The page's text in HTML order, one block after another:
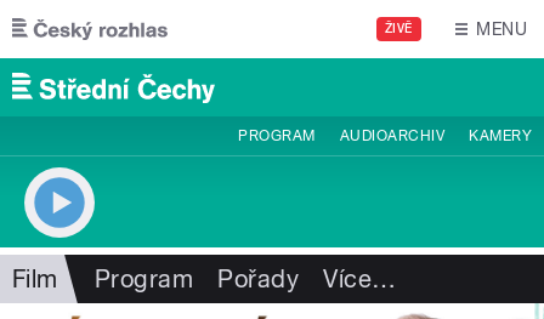
Přejít k hlavnímu obsahu
ŽIVĚ MENU
PROGRAM AUDIOARCHIV KAMERY
Film Program Pořady Více…